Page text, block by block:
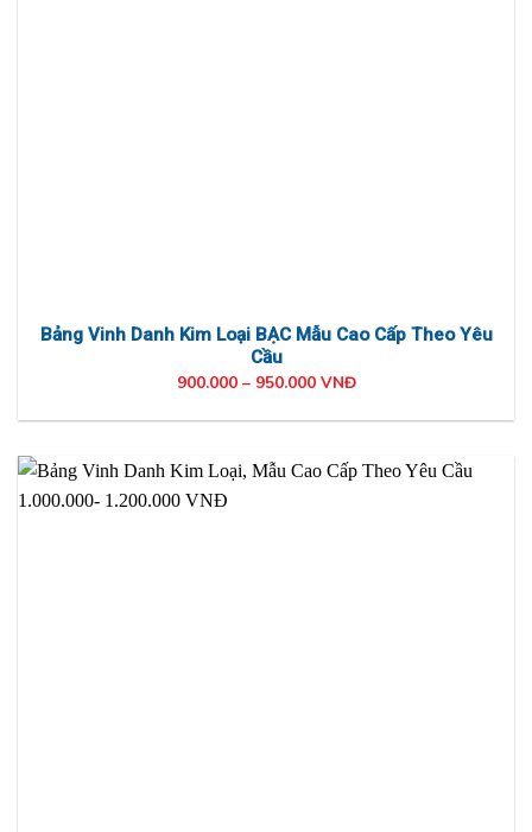
Bảng Vinh Danh Kim Loại BẠC Mẫu Cao Cấp Theo Yêu
Cầu
900.000 – 950.000 VNĐ